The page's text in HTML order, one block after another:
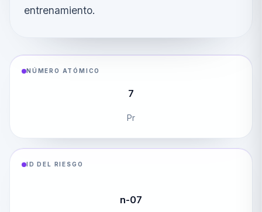
entrenamiento.
NÚMERO ATÓMICO
7
Pr
ID DEL RIESGO
n-07